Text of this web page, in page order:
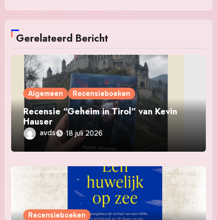
Gerelateerd Bericht
Algemeen Recensieboeken
Recensie “Geheim in Tirol” van Kevin
Hauser
avds 18 juli 2026
Recensieboeken